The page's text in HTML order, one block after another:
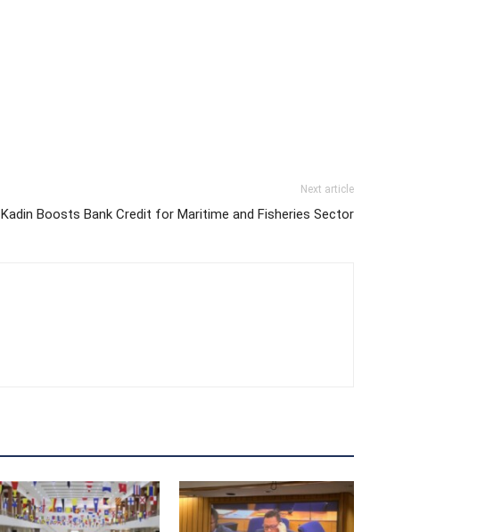
Next article
Kadin Boosts Bank Credit for Maritime and Fisheries Sector